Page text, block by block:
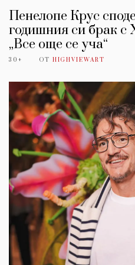
Пенелопе Крус
годишния си брак с
„Все още се уча“
30+ ОТ HIGHVIEWART